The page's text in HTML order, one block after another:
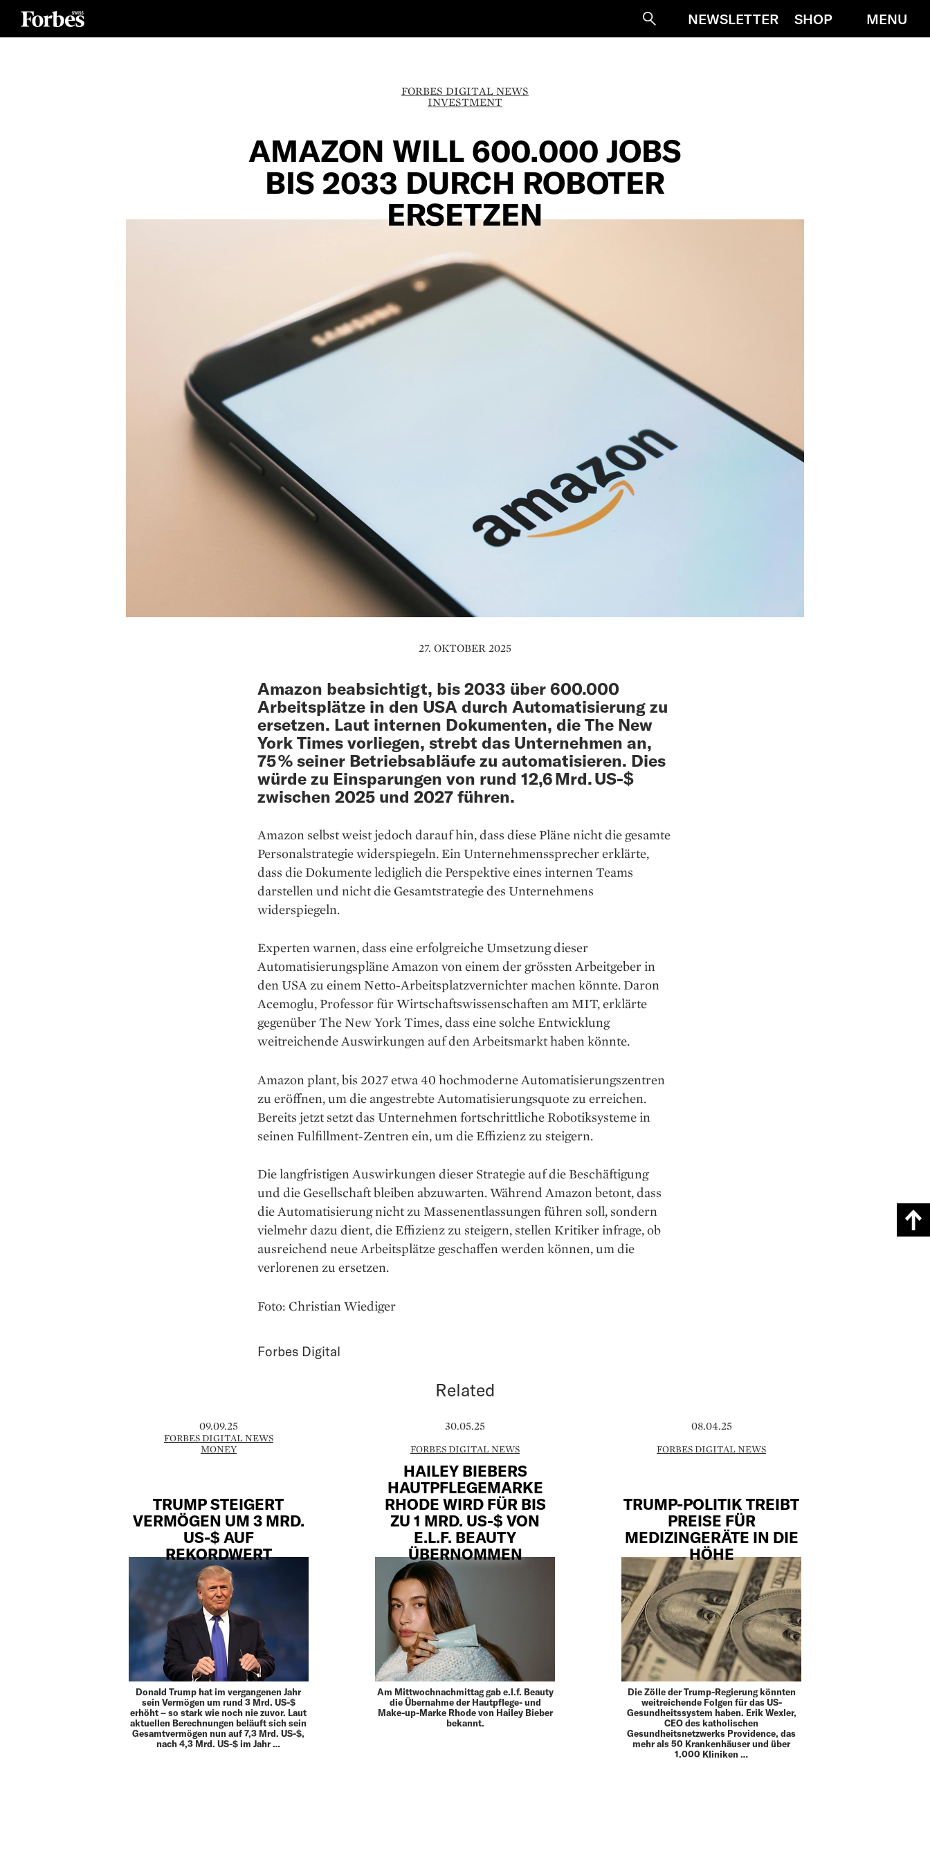
SucheNEWSLETTER SHOP MENU
FORBES DIGITAL NEWS
INVESTMENT
AMAZON WILL 600.000 JOBS
BIS 2033 DURCH ROBOTER
ERSETZEN
27. OKTOBER 2025
Amazon beabsichtigt, bis 2033 über 600.000
Arbeitsplätze in den USA durch Automatisierung zu
ersetzen. Laut internen Dokumenten, die The New
York Times vorliegen, strebt das Unternehmen an,
75 % seiner Betriebsabläufe zu automatisieren. Dies
würde zu Einsparungen von rund 12,6 Mrd. US-$
zwischen 2025 und 2027 führen.
Amazon selbst weist jedoch darauf hin, dass diese Pläne nicht die gesamte
Personalstrategie widerspiegeln. Ein Unternehmenssprecher erklärte,
dass die Dokumente lediglich die Perspektive eines internen Teams
darstellen und nicht die Gesamtstrategie des Unternehmens
widerspiegeln.
Experten warnen, dass eine erfolgreiche Umsetzung dieser
Automatisierungspläne Amazon von einem der grössten Arbeitgeber in
den USA zu einem Netto-Arbeitsplatzvernichter machen könnte. Daron
Acemoglu, Professor für Wirtschaftswissenschaften am MIT, erklärte
gegenüber The New York Times, dass eine solche Entwicklung
weitreichende Auswirkungen auf den Arbeitsmarkt haben könnte.
Amazon plant, bis 2027 etwa 40 hochmoderne Automatisierungszentren
zu eröffnen, um die angestrebte Automatisierungsquote zu erreichen.
Bereits jetzt setzt das Unternehmen fortschrittliche Robotiksysteme in
seinen Fulfillment-Zentren ein, um die Effizienz zu steigern.
Die langfristigen Auswirkungen dieser Strategie auf die Beschäftigung
und die Gesellschaft bleiben abzuwarten. Während Amazon betont, dass
die Automatisierung nicht zu Massenentlassungen führen soll, sondern
vielmehr dazu dient, die Effizienz zu steigern, stellen Kritiker infrage, ob
ausreichend neue Arbeitsplätze geschaffen werden können, um die
verlorenen zu ersetzen.
Foto: Christian Wiediger
Forbes Digital
Related
09.09.25
FORBES DIGITAL NEWS
MONEY
TRUMP STEIGERT
VERMÖGEN UM 3 MRD.
US-$ AUF
REKORDWERT
Donald Trump hat im vergangenen Jahr
sein Vermögen um rund 3 Mrd. US-$
erhöht – so stark wie noch nie zuvor. Laut
aktuellen Berechnungen beläuft sich sein
Gesamtvermögen nun auf 7,3 Mrd. US-$,
nach 4,3 Mrd. US-$ im Jahr …
30.05.25
FORBES DIGITAL NEWS
HAILEY BIEBERS
HAUTPFLEGEMARKE
RHODE WIRD FÜR BIS
ZU 1 MRD. US-$ VON
E.L.F. BEAUTY
ÜBERNOMMEN
Am Mittwochnachmittag gab e.l.f. Beauty
die Übernahme der Hautpflege- und
Make-up-Marke Rhode von Hailey Bieber
bekannt.
08.04.25
FORBES DIGITAL NEWS
TRUMP-POLITIK TREIBT
PREISE FÜR
MEDIZINGERÄTE IN DIE
HÖHE
Die Zölle der Trump-Regierung könnten
weitreichende Folgen für das US-
Gesundheitssystem haben. Erik Wexler,
CEO des katholischen
Gesundheitsnetzwerks Providence, das
mehr als 50 Krankenhäuser und über
1.000 Kliniken …